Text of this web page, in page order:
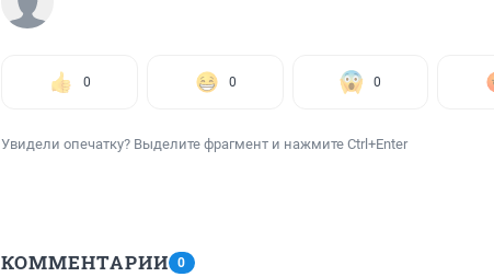
0 0 0
Увидели опечатку? Выделите фрагмент и нажмите Ctrl+Enter
КОММЕНТАРИИ 0